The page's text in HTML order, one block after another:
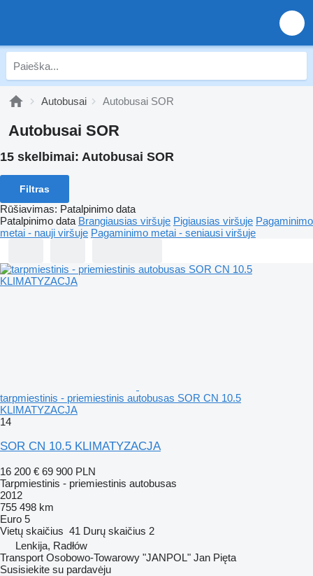
Autobusai Autobusai SOR
Autobusai SOR
15 skelbimai: Autobusai SOR
Filtras
Rūšiavimas: Patalpinimo data
Patalpinimo data Brangiausias viršuje Pigiausias viršuje Pagaminimo
metai - nauji viršuje Pagaminimo metai - seniausi viršuje
tarpmiestinis - priemiestinis autobusas SOR CN 10.5
KLIMATYZACJA
14
SOR CN 10.5 KLIMATYZACJA
16 200 € 69 900 PLN
Tarpmiestinis - priemiestinis autobusas
2012
755 498 km
Euro 5
Vietų skaičius 41 Durų skaičius 2
Lenkija, Radłów
Transport Osobowo-Towarowy "JANPOL" Jan Pięta
Susisiekite su pardavėju